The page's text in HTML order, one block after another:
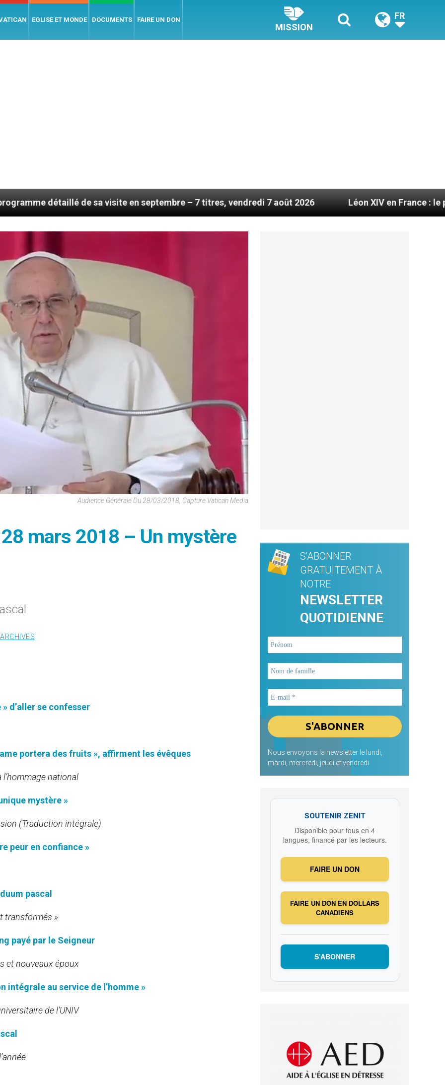
EGLISE ET MONDE DOCUMENTS FAIRE UN DON
MISSION
FR
de sa visite en septembre – 7 titres, vendredi 7 août 2026 Léon XIV en France : le programme
Audience Générale Du 28/03/2018, Capture Vatican Media
mars 2018 – Un mystère
ARCHIVES
d’aller se confesser
portera des fruits », affirment les évêques
l’hommage national
mystère »
(Traduction intégrale)
peur en confiance »
pascal
transformés »
payé par le Seigneur
et nouveaux époux
intégrale au service de l’homme »
de l’UNIV
S'ABONNER
GRATUITEMENT À
NOTRE
NEWSLETTER
QUOTIDIENNE
Nous envoyons la newsletter le lundi,
mardi, mercredi, jeudi et vendredi
SOUTENIR ZENIT
Disponible pour tous en 4
langues, financé par les lecteurs.
FAIRE UN DON
FAIRE UN DON EN DOLLARS
CANADIENS
S’ABONNER